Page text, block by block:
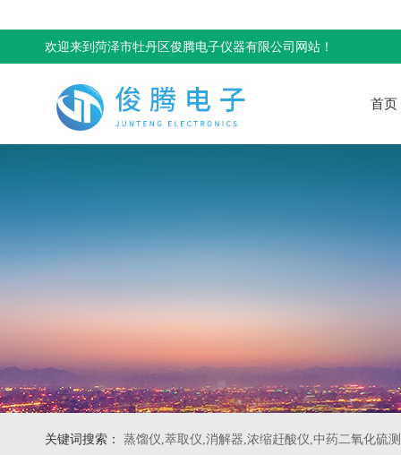
欢迎来到菏泽市牡丹区俊腾电子仪器有限公司网站！
首页
关键词搜索： 蒸馏仪,萃取仪,消解器,浓缩赶酸仪,中药二氧化硫